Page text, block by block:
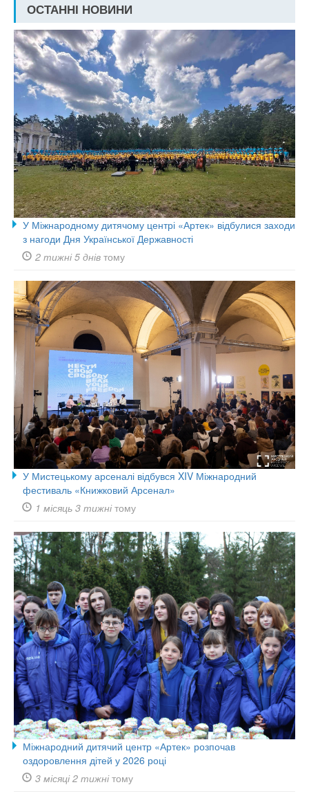
ОСТАННІ НОВИНИ
У Міжнародному дитячому центрі «Артек» відбулися заходи
з нагоди Дня Української Державності
2 тижні 5 днів тому
У Мистецькому арсеналі відбувся XIV Міжнародний
фестиваль «Книжковий Арсенал»
1 місяць 3 тижнітому
Міжнародний дитячий центр «Артек» розпочав
оздоровлення дітей у 2026 році
3 місяці 2 тижнітому